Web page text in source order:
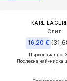
KARL
Слип
16,20 €
Първоначално:
Последна най-ниска